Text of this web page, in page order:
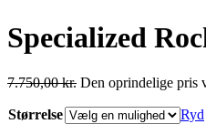
Specialized
7.750,00kr. Den oprindelige pris
Størrelse
Ryd